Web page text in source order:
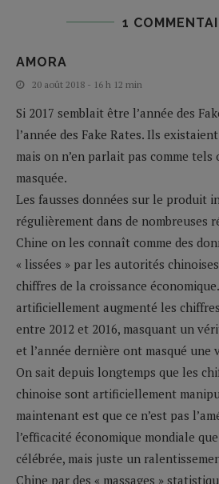
1
AMORA
20 août 2018 - 16 h 12 min
Si 2017 semblait être l’année des
l’année des Fake Rates. Ils
mais on n’en parlait pas comme tels
masquée.
Les fausses données sur le produit
régulièrement dans de nombreuses
Chine on les connaît comme des
« lissées » par les autorités
chiffres de la croissance
artificiellement augmenté les
entre 2012 et 2016, masquant un
et l’année dernière ont masqué une
On sait depuis longtemps que les
chinoise sont artificiellement
maintenant est que ce n’est pas
l’efficacité économique mondiale
célébrée, mais juste un
Chine par des « massages »